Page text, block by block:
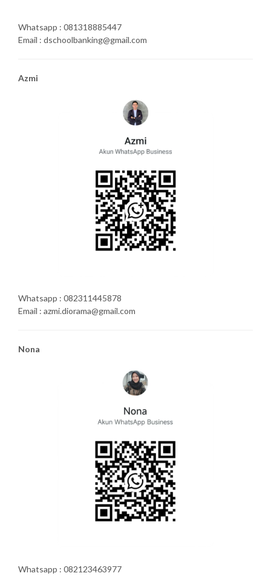
Whatsapp : 081318885447
Email : dschoolbanking@gmail.com
Azmi
Whatsapp : 082311445878
Email : azmi.diorama@gmail.com
Nona
Whatsapp : 082123463977